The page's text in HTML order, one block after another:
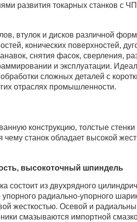
развития токарных станков с
втулок и дисков различной
конических поверхностей,
снятия фасок, сверления,
и эксплуатации.
сложных деталей с
отраслях промышленности.
конструкцию, толстые
станок обладает высокой
высокоточный шпиндель
состоит из двухрядного
радиально-упорного
жесткостью. Осевой и
смазываются импортной